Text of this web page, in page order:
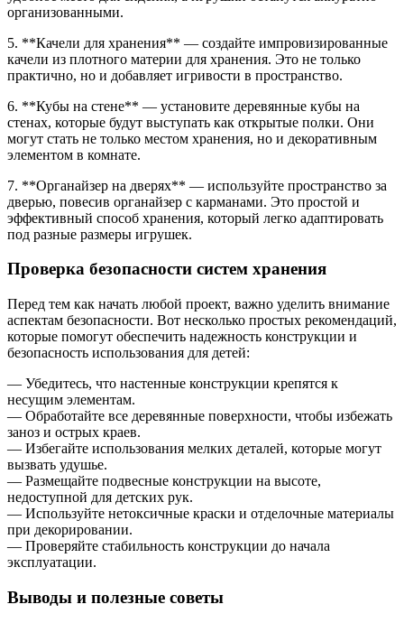
организованными.
5. **Качели для хранения** — создайте импровизированные
качели из плотного материи для хранения. Это не только
практично, но и добавляет игривости в пространство.
6. **Кубы на стене** — установите деревянные кубы на
стенах, которые будут выступать как открытые полки. Они
могут стать не только местом хранения, но и декоративным
элементом в комнате.
7. **Органайзер на дверях** — используйте пространство за
дверью, повесив органайзер с карманами. Это простой и
эффективный способ хранения, который легко адаптировать
под разные размеры игрушек.
Проверка безопасности систем хранения
Перед тем как начать любой проект, важно уделить внимание
аспектам безопасности. Вот несколько простых рекомендаций,
которые помогут обеспечить надежность конструкции и
безопасность использования для детей:
— Убедитесь, что настенные конструкции крепятся к
несущим элементам.
— Обработайте все деревянные поверхности, чтобы избежать
заноз и острых краев.
— Избегайте использования мелких деталей, которые могут
вызвать удушье.
— Размещайте подвесные конструкции на высоте,
недоступной для детских рук.
— Используйте нетоксичные краски и отделочные материалы
при декорировании.
— Проверяйте стабильность конструкции до начала
эксплуатации.
Выводы и полезные советы